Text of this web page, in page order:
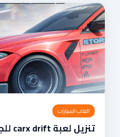
العاب السيارات
تنزيل لعبة carx drift للجوال بتحديثات 2026